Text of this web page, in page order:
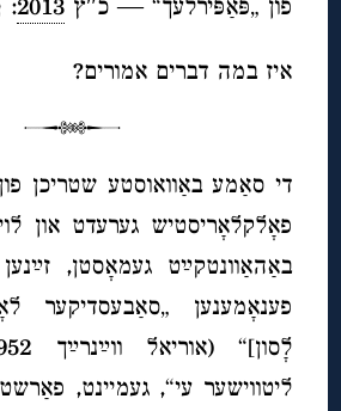
פון „פּאַפּירלעך“ — כ″ץ2013
איז במה דברים אמורים?
די סאַמע באַוואוסטע שטריכן פון
פאָלקלאָריסטיש גערעדט און
באַהאַוונטקײַט געמאָסטן,
פענאָמענען „סאַבעסדיקער